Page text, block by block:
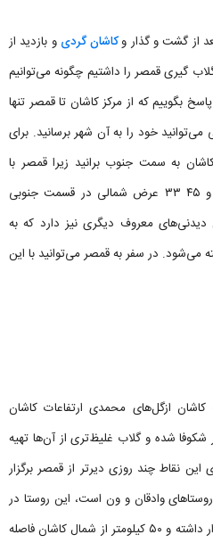
از گشت و گذار وکاشان گردی و بازدید از
گیری قمصر را داشتیم چگونه می‌توانیم
بگوییم که از مرکز کاشان تا قمصر تنها
۳۰ دقیقه رانندگی می‌توانید خود را به آن شهر برسانید. برای
کیلومتر را از کاشان به سمت جنوب برانید زیرا قمصر با
موقعیت هندسی ۲۶ ۵۱ طول شرقی و ۴۵ ۳۳ عرض شمالی در قسمت جنوبی
معروف دیگری نیز دارد که به
می‌شود. در سفر به قمصر می‌توانید با این
ازگل‌های محمدی ارتفاعات کاشان
شکوفا شده و گلاب غلیظ‌تری از آن‌ها تهیه
نقاط چند روزی دیرتر از قمصر برگزار
وادقان و ون است، این روستا در
مرز استان‌های قم، اصفهان و مرکزی قرار داشته و ۵۰ کیلومتر از شمال کاشان فاصله